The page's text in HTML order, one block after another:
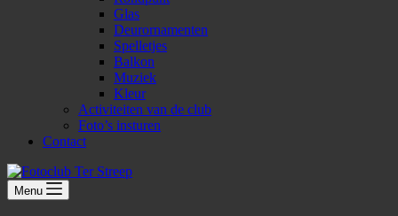
Glas
Deurornamenten
Spelletjes
Balkon
Muziek
Kleur
Activiteiten van de club
Foto’s insturen
Contact
Menu